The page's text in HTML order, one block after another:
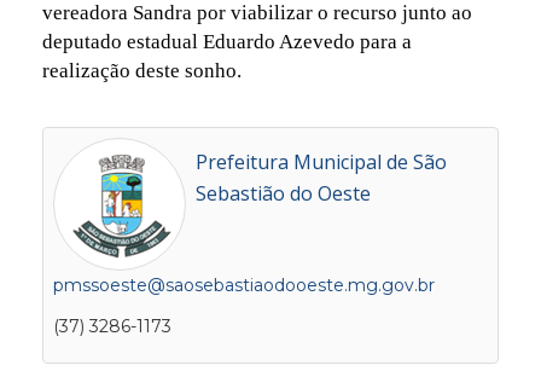
vereadora Sandra por viabilizar o recurso junto ao
deputado estadual Eduardo Azevedo para a
realização deste sonho.
Prefeitura Municipal de São
Sebastião do Oeste
pmssoeste@saosebastiaodooeste.mg.gov.br
(37) 3286-1173